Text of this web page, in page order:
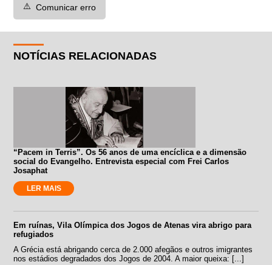
⚠️ Comunicar erro
NOTÍCIAS RELACIONADAS
“Pacem in Terris”. Os 56 anos de uma encíclica e a dimensão
social do Evangelho. Entrevista especial com Frei Carlos
Josaphat
LER MAIS
Em ruínas, Vila Olímpica dos Jogos de Atenas vira abrigo para
refugiados
A Grécia está abrigando cerca de 2.000 afegãos e outros imigrantes
nos estádios degradados dos Jogos de 2004. A maior queixa: [...]